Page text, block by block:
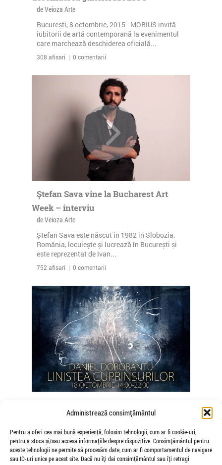
Administrează consimțământul
Pentru a oferi cea mai bună experiență, folosim tehnologii, cum ar fi cookie-uri,
pentru a stoca și/sau accesa informațiile despre dispozitive. Consimțământul pentru
aceste tehnologii ne permite să procesăm date, cum ar fi comportamentul de navigare
sau ID-uri unice pe acest site. Dacă nu îți dai consimțământul sau îți retragi
de Veioza Arte
București, 8 octombrie, 2015 - MOBIUS invită
iubitorii de artă contemporană la evenimentul
care marchează deschiderea oficială...
308 afisari | 0 comentarii
Ștefan Sava vine la Bucharest Art
Week – interviu
de Veioza Arte
Ștefan Sava este născut în 1982 în Slobozia,
România, locuiește și lucrează în București și
este reprezentat de Ivan...
752 afisari | 0 comentarii
Cuprinsurilor”, cu Daniel Dorobanțu
de Veioza Arte
În data de 18 octombrie va avea loc un concert de
muzică de basm, intitulat „Liniștea